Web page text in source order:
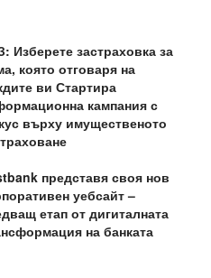
Изберете застраховка за
която отговаря на
ви Стартира
кампания с
върху имущественото
представя своя нов
уебсайт –
етап от дигиталната
на банката